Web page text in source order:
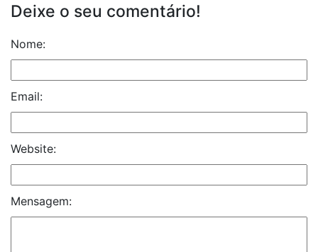
Deixe o seu comentário!
Nome:
Email:
Website:
Mensagem: